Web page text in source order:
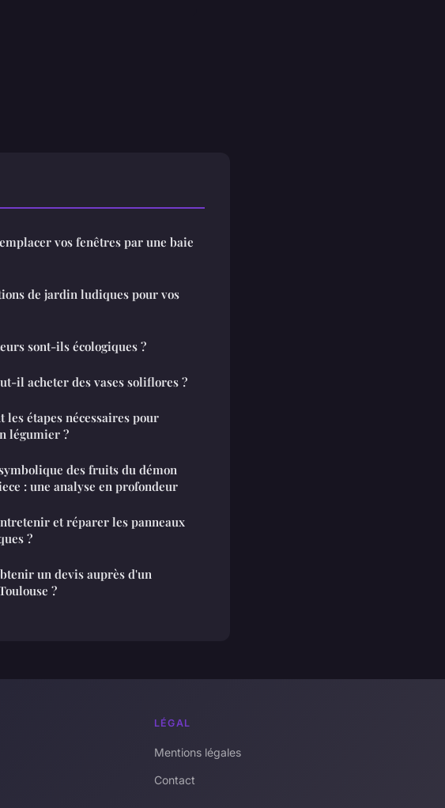
vos fenêtres par une baie
de jardin ludiques pour vos
sont-ils écologiques ?
il acheter des vases soliflores ?
les étapes nécessaires pour
légumier ?
des fruits du démon
: une analyse en profondeur
et réparer les panneaux
?
un devis auprès d'un
?
LÉGAL
Mentions légales
Contact